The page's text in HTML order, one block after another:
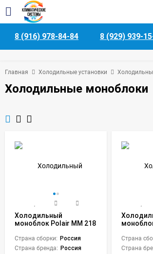
8 (916) 978-84-84 8 (929) 939-
Главная Холодильные установки
Холодильные моноблоки
Холодильный
моноблок Polair MM 218
Страна сборки: Россия
Страна бренда: Россия
Страна
Страна